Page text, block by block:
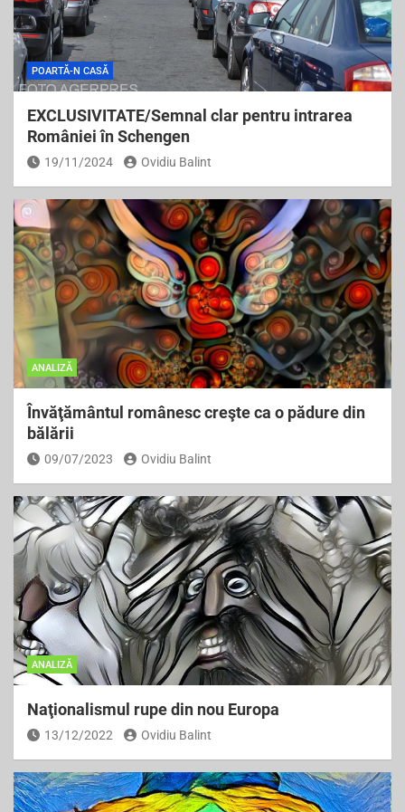
POARTĂ-N CASĂ
EXCLUSIVITATE/Semnal clar pentru intrarea
României în Schengen
19/11/2024 Ovidiu Balint
ANALIZĂ
Învăţământul românesc creşte ca o pădure din
bălării
09/07/2023 Ovidiu Balint
ANALIZĂ
Naţionalismul rupe din nou Europa
13/12/2022 Ovidiu Balint